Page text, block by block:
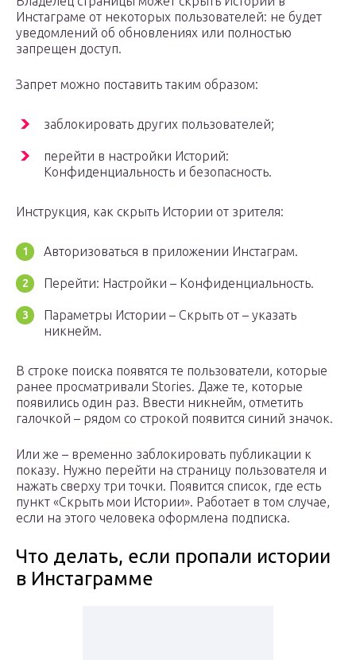
Инстаграме от некоторых пользователей: не будет
уведомлений об обновлениях или полностью
запрещен доступ.
Запрет можно поставить таким образом:
заблокировать других пользователей;
перейти в настройки Историй:
Конфиденциальность и безопасность.
Инструкция, как скрыть Истории от зрителя:
Авторизоваться в приложении Инстаграм.
Перейти: Настройки – Конфиденциальность.
Параметры Истории – Скрыть от – указать
никнейм.
В строке поиска появятся те пользователи, которые
ранее просматривали Stories. Даже те, которые
появились один раз. Ввести никнейм, отметить
галочкой – рядом со строкой появится синий значок.
Или же – временно заблокировать публикации к
показу. Нужно перейти на страницу пользователя и
нажать сверху три точки. Появится список, где есть
пункт «Скрыть мои Истории». Работает в том случае,
если на этого человека оформлена подписка.
Что делать, если пропали истории
в Инстаграмме